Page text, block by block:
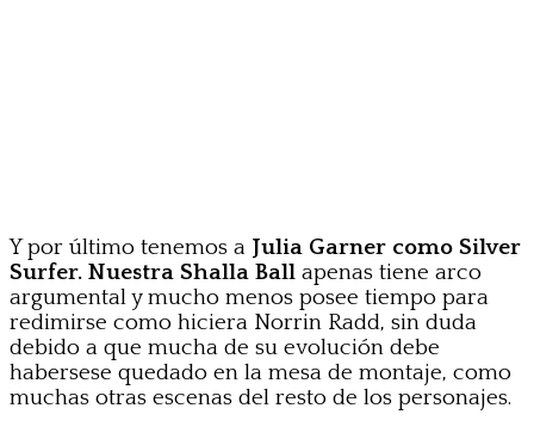
Y por último tenemos a Julia Garner como Silver
Surfer. Nuestra Shalla Ball apenas tiene arco
argumental y mucho menos posee tiempo para
redimirse como hiciera Norrin Radd, sin duda
debido a que mucha de su evolución debe
habersese quedado en la mesa de montaje, como
muchas otras escenas del resto de los personajes.